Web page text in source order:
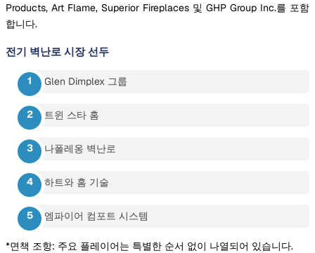
Products, Art Flame, Superior Fireplaces 및 GHP Group Inc.를 포함
합니다.
전기 벽난로 시장 선두
Glen Dimplex 그룹
트윈 스타 홈
나폴레옹 벽난로
하트와 홈 기술
엠파이어 컴포트 시스템
*면책 조항: 주요 플레이어는 특별한 순서 없이 나열되어 있습니다.